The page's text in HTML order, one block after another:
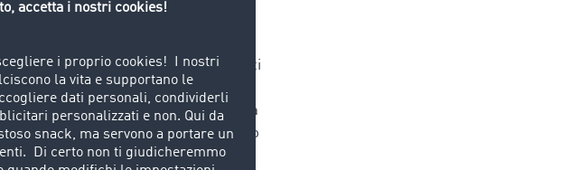
flotta è la pianificazione e il
ciò è fondamentale, perché i trasporti
Una pianificazione imprecisa può
la perdita di clienti. La sfida
da minimizzare le viaggi a vuoto
per la gestione della flotta aiuta